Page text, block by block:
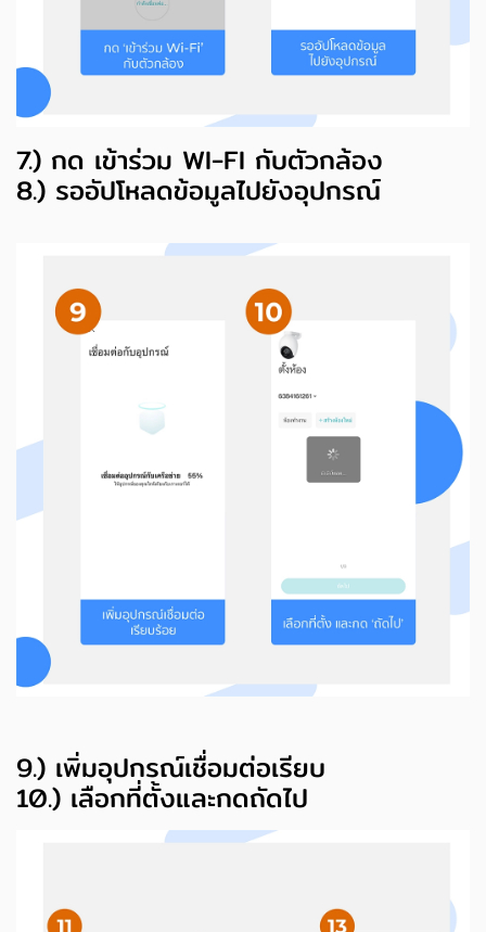
7.) กด เข้าร่วม WI-FI กับตัวกล้อง
8.) รออัปโหลดข้อมูลไปยังอุปกรณ์
9.) เพิ่มอุปกรณ์เชื่อมต่อเรียบ
10.) เลือกที่ตั้งและกดถัดไป